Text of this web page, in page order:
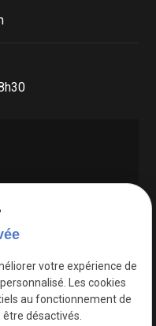
votre expérience de
Les cookies
au fonctionnement de
être désactivés.